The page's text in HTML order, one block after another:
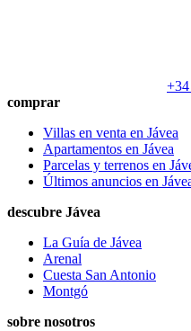
comprar
Villas en venta en Jávea
Apartamentos en Jávea
Parcelas y terrenos en
Últimos anuncios en
descubre Jávea
La Guía de Jávea
Arenal
Cuesta San Antonio
Montgó
sobre nosotros